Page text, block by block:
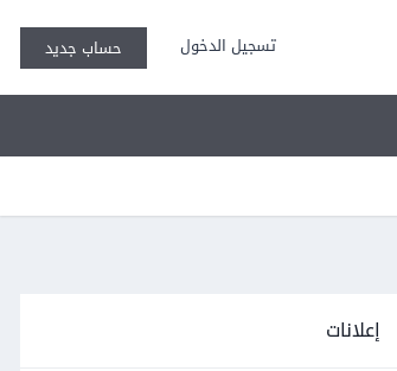
تسجيل الدخول حساب جديد
إعلانات